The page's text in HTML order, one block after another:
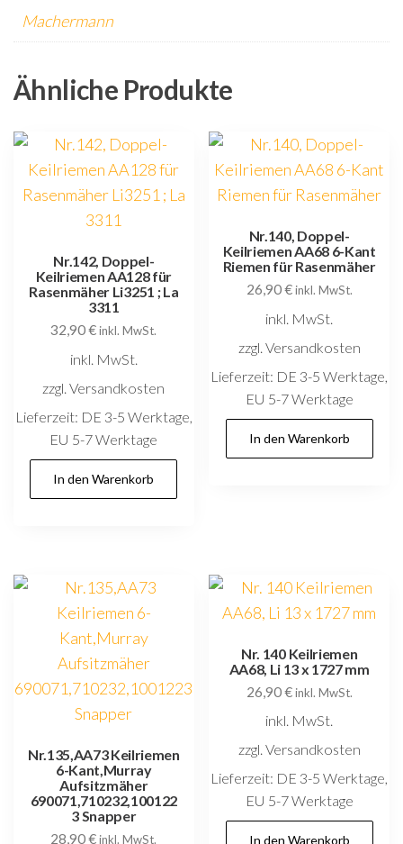
Machermann
Ähnliche Produkte
Nr.142, Doppel-
Keilriemen AA128 für
Rasenmäher Li3251 ; La
3311
32,90€ inkl. MwSt.
inkl. MwSt.
zzgl. Versandkosten
Lieferzeit: DE 3-5 Werktage,
EU 5-7 Werktage
In den Warenkorb
Nr.140, Doppel-
Keilriemen AA68 6-Kant
Riemen für Rasenmäher
26,90€ inkl. MwSt.
inkl. MwSt.
zzgl. Versandkosten
Lieferzeit: DE 3-5 Werktage,
EU 5-7 Werktage
In den Warenkorb
Nr.135,AA73 Keilriemen
6-Kant,Murray
Aufsitzmäher
690071,710232,100122
3 Snapper
28,90€ inkl. MwSt.
Nr. 140 Keilriemen
AA68, Li 13 x 1727 mm
26,90€ inkl. MwSt.
inkl. MwSt.
zzgl. Versandkosten
Lieferzeit: DE 3-5 Werktage,
EU 5-7 Werktage
In den Warenkorb